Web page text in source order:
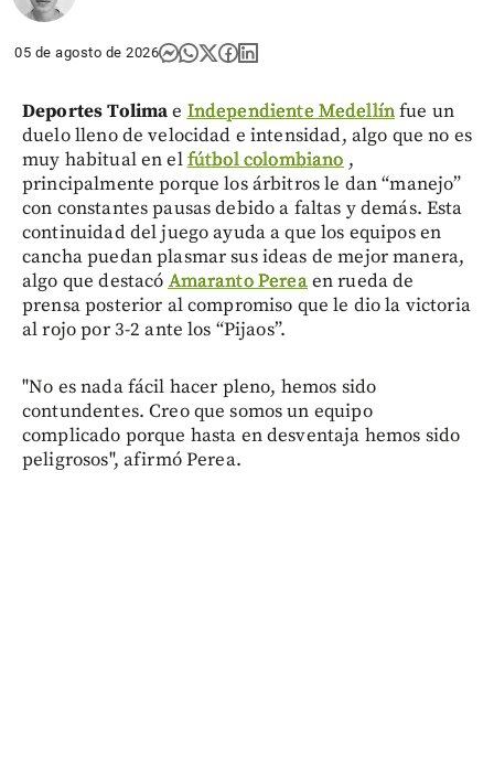
05 de agosto de 2026
Deportes Tolimae Independiente Medellínfue un
duelo lleno de velocidad e intensidad, algo que no es
muy habitual en elfútbol colombiano ,
principalmente porque los árbitros le dan “manejo”
con constantes pausas debido a faltas y demás. Esta
continuidad del juego ayuda a que los equipos en
cancha puedan plasmar sus ideas de mejor manera,
algo que destacó Amaranto Pereaen rueda de
prensa posterior al compromiso que le dio la victoria
al rojo por 3-2 ante los “Pijaos”.
"No es nada fácil hacer pleno, hemos sido
contundentes. Creo que somos un equipo
complicado porque hasta en desventaja hemos sido
peligrosos", afirmó Perea.